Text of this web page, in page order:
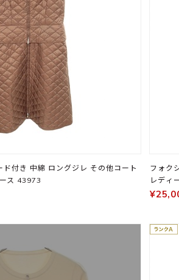
ド付き 中綿 ロングジレ その他コート
ス 43973
フォク
レディ